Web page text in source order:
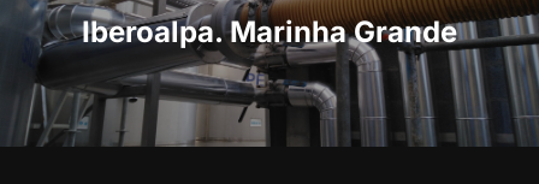
Iberoalpa. Marinha Grande